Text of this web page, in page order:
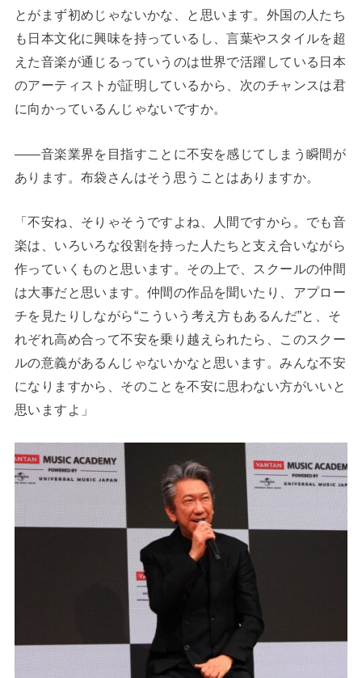
とがまず初めじゃないかな、と思います。外国の人たち
も日本文化に興味を持っているし、言葉やスタイルを超
えた音楽が通じるっていうのは世界で活躍している日本
のアーティストが証明しているから、次のチャンスは君
に向かっているんじゃないですか。
――音楽業界を目指すことに不安を感じてしまう瞬間が
あります。布袋さんはそう思うことはありますか。
「不安ね、そりゃそうですよね、人間ですから。でも音
楽は、いろいろな役割を持った人たちと支え合いながら
作っていくものと思います。その上で、スクールの仲間
は大事だと思います。仲間の作品を聞いたり、アプロー
チを見たりしながら“こういう考え方もあるんだ”と、そ
れぞれ高め合って不安を乗り越えられたら、このスクー
ルの意義があるんじゃないかなと思います。みんな不安
になりますから、そのことを不安に思わない方がいいと
思いますよ」